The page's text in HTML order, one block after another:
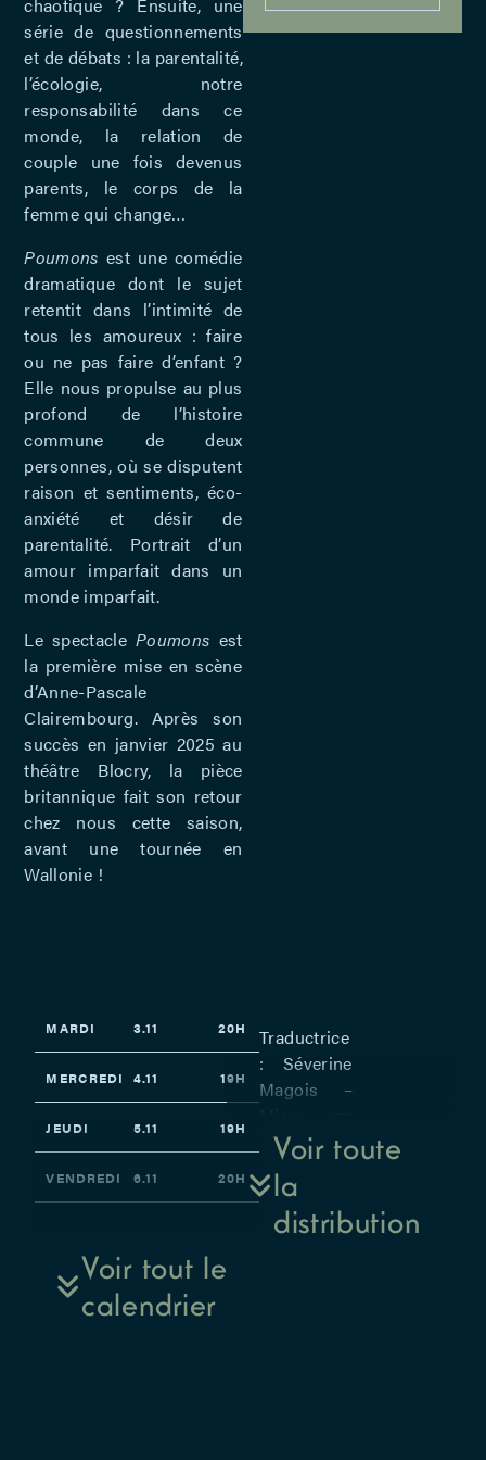
série de questionnements
et de débats : la parentalité,
l’écologie, notre
responsabilité dans ce
monde, la relation de
couple une fois devenus
parents, le corps de la
femme qui change…
Poumons est une comédie
dramatique dont le sujet
retentit dans l’intimité de
tous les amoureux : faire
ou ne pas faire d’enfant ?
Elle nous propulse au plus
profond de l’histoire
commune de deux
personnes, où se disputent
raison et sentiments, éco-
anxiété et désir de
parentalité. Portrait d’un
amour imparfait dans un
monde imparfait.
Le spectacle Poumons est
la première mise en scène
d’Anne-Pascale
Clairembourg. Après son
succès en janvier 2025 au
théâtre Blocry, la pièce
britannique fait son retour
chez nous cette saison,
avant une tournée en
Wallonie !
Traductrice
: Séverine
Magois –
scène :
Anne-
Pascale
Clairembourg
Voir toute
la
distribution
MARDI 3.11 20H
MERCREDI 4.11 19H
JEUDI 5.11 19H
VENDREDI 6.11 20H
LUNDI 9.11 20H
Voir tout le
calendrier